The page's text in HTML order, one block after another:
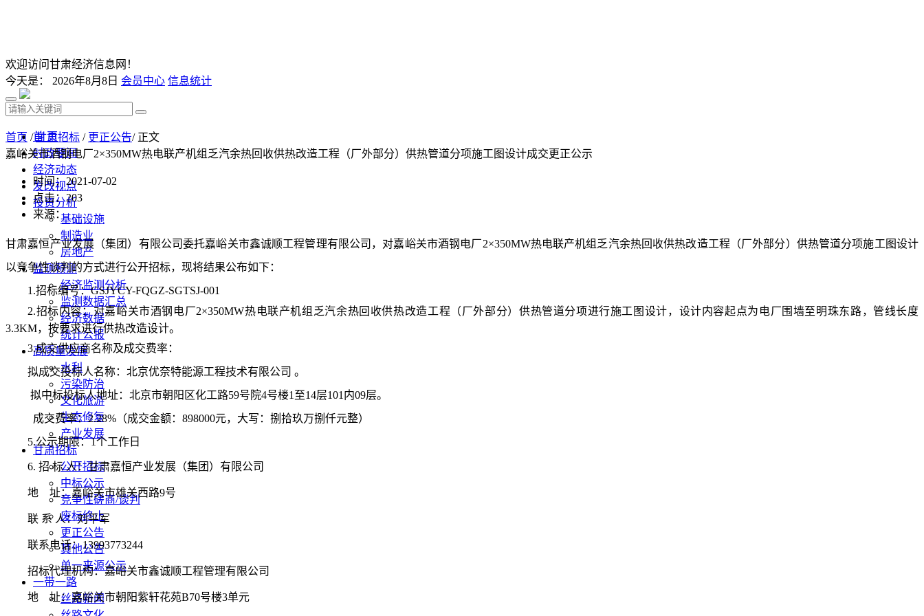
欢迎访问甘肃经济信息网！
今天是： 2026年8月8日 会员中心 信息统计
首 页
时政要闻
经济动态
发改视点
投资分析
基础设施
制造业
房地产
监测预测
经济监测分析
监测数据汇总
经济数据
统计公报
高质量发展
水利
污染防治
文化旅游
生态修复
产业发展
甘肃招标
公开招标
中标公示
竞争性磋商/谈判
废标终止
更正公告
其他公告
单一来源公示
一带一路
丝路新闻
首页 /甘肃招标 / 更正公告/ 正文
嘉峪关市酒钢电厂2×350MW热电联产机组乏汽余热回收供热改造工程（厂外部分）供热管道分项施工图设计成交更正公示
时间：2021-07-02
点击：203
来源：
甘肃嘉恒产业发展（集团）有限公司委托嘉峪关市鑫诚顺工程管理有限公司，对嘉峪关市酒钢电厂2×350MW热电联产机组乏汽余热回收供热改造工程（厂外部分）供热管道分项施工图设计
以竞争性谈判的方式进行公开招标，现将结果公布如下：
1.招标编号：GSJYCY-FQGZ-SGTSJ-001
2.招标内容： 对嘉峪关市酒钢电厂2×350MW热电联产机组乏汽余热回收供热改造工程（厂外部分）供热管道分项进行施工图设计，设计内容起点为电厂围墙至明珠东路，管线长度
3.3KM，按要求进行供热改造设计。
3.成交供应商名称及成交费率：
拟成交投标人名称： 北京优奈特能源工程技术有限公司 。
拟中标投标人地址：北京市朝阳区化工路59号院4号楼1 至14层101 内09层。
成交费率：2.28% （成交金额： 898000元，大写：捌拾玖万捌仟元整）
5.公示期限：1个工作日
6. 招 标 人：甘肃嘉恒产业发展（集团）有限公司
地 址：嘉峪关市雄关西路9号
联 系 人：刘平军
联系电话：13993773244
招标代理机构：嘉峪关市鑫诚顺工程管理有限公司
地 址：嘉峪关市朝阳紫轩花苑B70号楼3单元